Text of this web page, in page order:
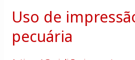
Uso de
pecuária